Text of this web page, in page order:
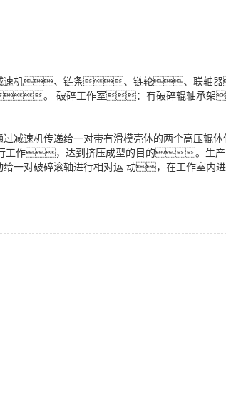
速机、链条、链轮、联轴
。 破碎工作室：有破碎辊轴承
速机传递给一对带有滑模壳体的两个高压辊
工作，达到挤压成型的目的。生
一对破碎滚轴进行相对运 动，在工作室